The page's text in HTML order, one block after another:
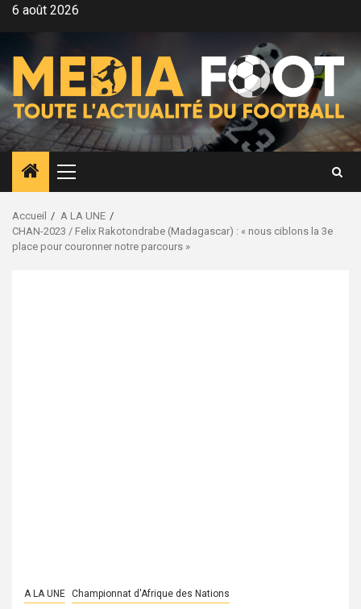
Aller6 août 2026
Menu
principal
Accueil
A LA UNE
CHAN-2023 / Felix Rakotondrabe (Madagascar) : « nous ciblons la 3e
place pour couronner notre parcours »
A LA UNE Championnat d'Afrique des Nations